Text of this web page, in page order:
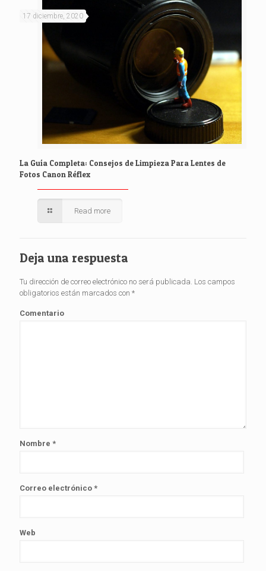
17 diciembre, 2020
La Guía Completa: Consejos de Limpieza Para Lentes de
Fotos Canon Réflex
Read more
Deja una respuesta
Tu dirección de correo electrónico no será publicada. Los campos
obligatorios están marcados con *
Comentario
Nombre *
Correo electrónico *
Web